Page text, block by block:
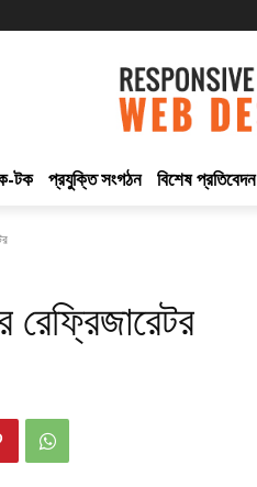
টক প্রযুক্তি সংগঠন বিশেষ প্রতিবেদন
রেফ্রিজারেটর